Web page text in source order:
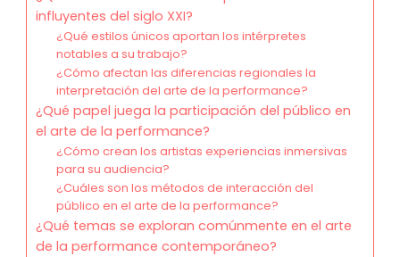
influyentes del siglo XXI?
¿Qué estilos únicos aportan los intérpretes
notables a su trabajo?
¿Cómo afectan las diferencias regionales la
interpretación del arte de la performance?
¿Qué papel juega la participación del público en
el arte de la performance?
¿Cómo crean los artistas experiencias inmersivas
para su audiencia?
¿Cuáles son los métodos de interacción del
público en el arte de la performance?
¿Qué temas se exploran comúnmente en el arte
de la performance contemporáneo?